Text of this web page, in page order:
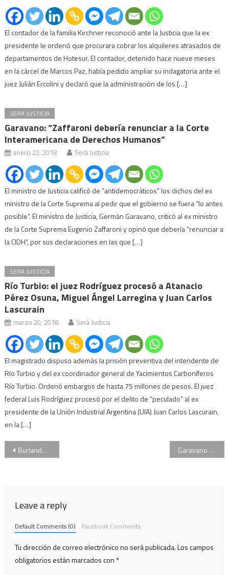
El contador de la familia Kirchner reconoció ante la Justicia que la ex
presidente le ordenó que procurara cobrar los alquileres atrasados de
departamentos de Hotesur. El contador, detenido hace nueve meses
en la cárcel de Marcos Paz, había pedido ampliar su indagatoria ante el
juez Julián Ercolini y declaró que la administración de los […]
SERA JUSTICIA
Garavano: “Zaffaroni debería renunciar a la Corte
Interamericana de Derechos Humanos”
enero 22, 2018 Será Justicia
El ministro de Justicia calificó de “antidemocráticos” los dichos del ex
ministro de la Corte Suprema al pedir que el gobierno se fuera “lo antes
posible”. El ministro de Justicia, Germán Garavano, criticó al ex ministro
de la Corte Suprema Eugenio Zaffaroni y opinó que debería “renunciar a
la CIDH”, por sus declaraciones en las que […]
SERA JUSTICIA
Río Turbio: el juez Rodríguez procesó a Atanacio
Pérez Osuna, Miguel Ángel Larregina y Juan Carlos
Lascurain
marzo 20, 2018 Será Justicia
El magistrado dispuso además la prisión preventiva del intendente de
Río Turbio y del ex coordinador general de Yacimientos Carboníferos
Río Turbio. Ordenó embargos de hasta 75 millones de pesos. El juez
federal Luis Rodríguez procesó por el delito de “peculado” al ex
presidente de la Unión Industrial Argentina (UIA) Juan Carlos Lascurain,
en la […]
Navegación
Burlando pidió investigar los dichos de la hermana de Thelma Fardin Garavano reiteró su defensa a la imputabilidad de jóvenes de 15 años
Leave a reply
Default Comments (0) Facebook Comments
Tu dirección de correo electrónico no será publicada.Los campos
obligatorios están marcados con *